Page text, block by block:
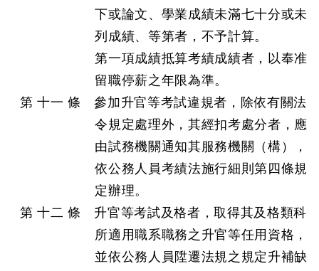
下或論文、學業成績未滿七十分或未
列成績、等第者，不予計算。
第一項成績抵算考績成績者，以奉准
留職停薪之年限為準。
第 十一 條 參加升官等考試違規者，除依有關法
令規定處理外，其經扣考處分者，應
由試務機關通知其服務機關（構），
依公務人員考績法施行細則第四條規
定辦理。
第 十二 條 升官等考試及格者，取得其及格類科
所適用職系職務之升官等任用資格，
並依公務人員陞遷法規之規定升補缺